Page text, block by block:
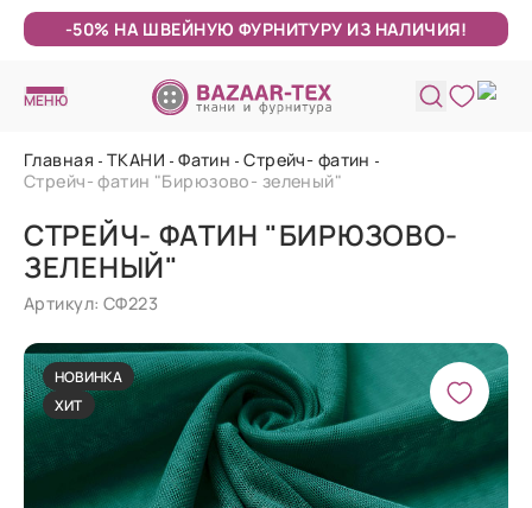
-50% НА ШВЕЙНУЮ ФУРНИТУРУ ИЗ НАЛИЧИЯ!
МЕНЮ
Главная ТКАНИ Фатин
Стрейч- фатин
Стрейч- фатин "Бирюзово- зеленый"
СТРЕЙЧ- ФАТИН "БИРЮЗОВО-
ЗЕЛЕНЫЙ"
Артикул: СФ223
НОВИНКА
ХИТ